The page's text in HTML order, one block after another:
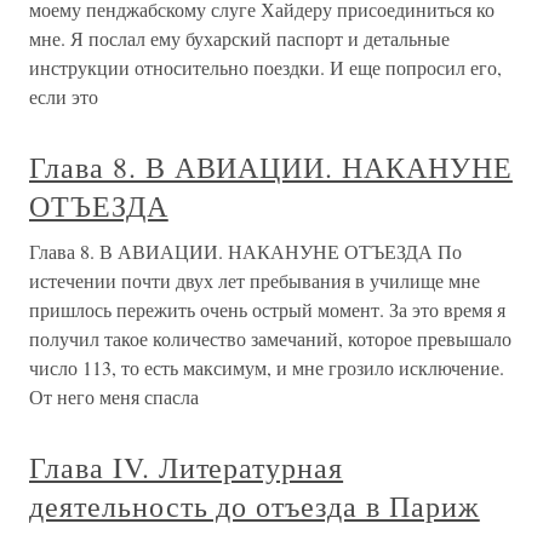
моему пенджабскому слуге Хайдеру присоединиться ко
мне. Я послал ему бухарский паспорт и детальные
инструкции относительно поездки. И еще попросил его,
если это
Глава 8. В АВИАЦИИ. НАКАНУНЕ
ОТЪЕЗДА
Глава 8. В АВИАЦИИ. НАКАНУНЕ ОТЪЕЗДА По
истечении почти двух лет пребывания в училище мне
пришлось пережить очень острый момент. За это время я
получил такое количество замечаний, которое превышало
число 113, то есть максимум, и мне грозило исключение.
От него меня спасла
Глава IV. Литературная
деятельность до отъезда в Париж